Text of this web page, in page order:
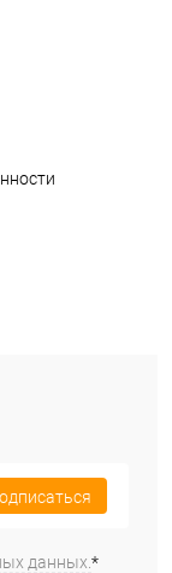
данных. *